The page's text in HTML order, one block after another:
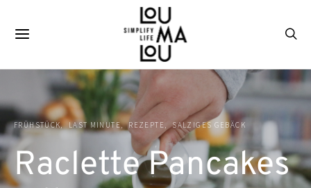
FRÜHSTÜCK LAST MINUTE REZEPTE SALZIGES GEBÄCK
Raclette Pancakes